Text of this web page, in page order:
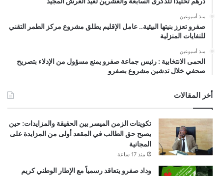
منذ أسبوعين
صفرو تعزز بنيتها البيئية.. عامل الإقليم يطلق مشروع مركز الطمر التقني
للنفايات المنزلية
منذ أسبوعين
الحمى الانتخابية : رئيس جماعة صفرو يمنع مسؤول من الإدلاء بتصريح
صحفي خلال تدشين مشروع بصفرو
أخر المقالات
تكوينات الزمن الميسر بين الحقيقة والمزايدات: حين
يصبح حق الطالب في المقعد أولى من المزايدة على
المجانية
منذ 17 ساعة
وداد صفرو يتعاقد رسمياً مع الإطار الوطني كريم